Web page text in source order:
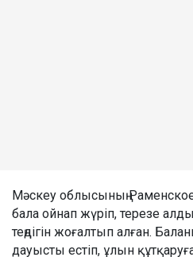
Мәскеу облысының
бала ойнап жүріп, терезе
теңдігін жоғалтып алған.
дауысты естіп, ұлын